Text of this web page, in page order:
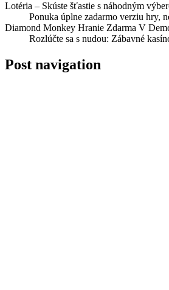
Lotéria – Skúste šťastie s náhodným
Ponuka úplne zadarmo verziu hry,
Diamond Monkey Hranie Zdarma V
Rozlúčte sa s nudou: Zábavné
Post navigation